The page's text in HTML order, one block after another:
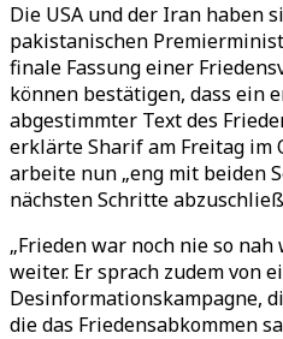
Die USA und der Iran haben
pakistanischen
finale Fassung einer
können bestätigen, dass ein
abgestimmter Text des
erklärte Sharif am Freitag im
arbeite nun „eng mit beiden
nächsten Schritte
„Frieden war noch nie so
weiter. Er sprach zudem von
Desinformationskampagne,
die das Friedensabkommen